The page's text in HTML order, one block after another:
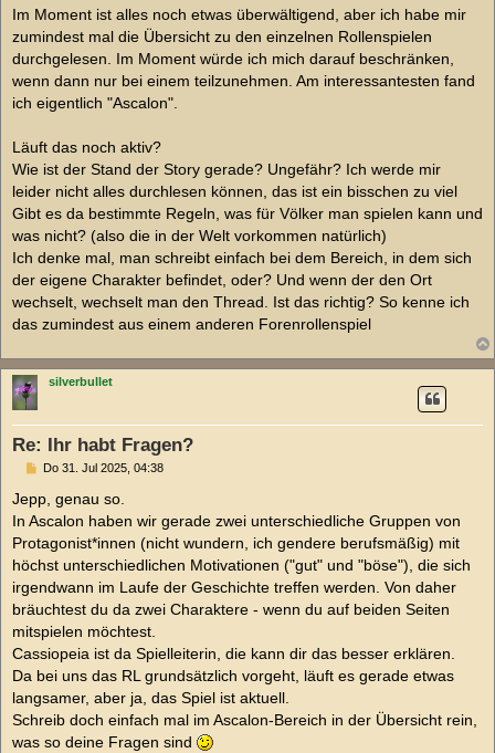
i
t
r
a
g
Im Moment ist alles noch etwas überwältigend, aber ich habe mir
zumindest mal die Übersicht zu den einzelnen Rollenspielen
durchgelesen. Im Moment würde ich mich darauf beschränken,
wenn dann nur bei einem teilzunehmen. Am interessantesten fand
ich eigentlich "Ascalon".
Läuft das noch aktiv?
Wie ist der Stand der Story gerade? Ungefähr? Ich werde mir
leider nicht alles durchlesen können, das ist ein bisschen zu viel
Gibt es da bestimmte Regeln, was für Völker man spielen kann und
was nicht? (also die in der Welt vorkommen natürlich)
Ich denke mal, man schreibt einfach bei dem Bereich, in dem sich
der eigene Charakter befindet, oder? Und wenn der den Ort
wechselt, wechselt man den Thread. Ist das richtig? So kenne ich
das zumindest aus einem anderen Forenrollenspiel
silverbullet
Re: Ihr habt Fragen?
B
i
t
r
a
g
Do 31. Jul 2025, 04:38
Jepp, genau so.
In Ascalon haben wir gerade zwei unterschiedliche Gruppen von
Protagonist*innen (nicht wundern, ich gendere berufsmäßig) mit
höchst unterschiedlichen Motivationen ("gut" und "böse"), die sich
irgendwann im Laufe der Geschichte treffen werden. Von daher
bräuchtest du da zwei Charaktere - wenn du auf beiden Seiten
mitspielen möchtest.
Cassiopeia ist da Spielleiterin, die kann dir das besser erklären.
Da bei uns das RL grundsätzlich vorgeht, läuft es gerade etwas
langsamer, aber ja, das Spiel ist aktuell.
Schreib doch einfach mal im Ascalon-Bereich in der Übersicht rein,
was so deine Fragen sind